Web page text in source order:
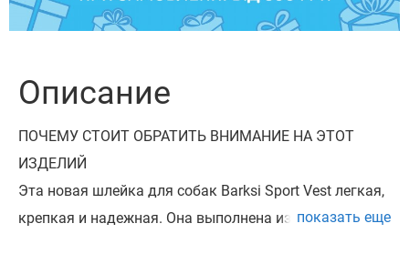
Описание
ПОЧЕМУ СТОИТ ОБРАТИТЬ ВНИМАНИЕ НА ЭТОТ
ИЗДЕЛИЙ
Эта новая шлейка для собак Barksi Sport Vest легкая,
крепкая и надежная. Она выполнена из материалов
показать еще